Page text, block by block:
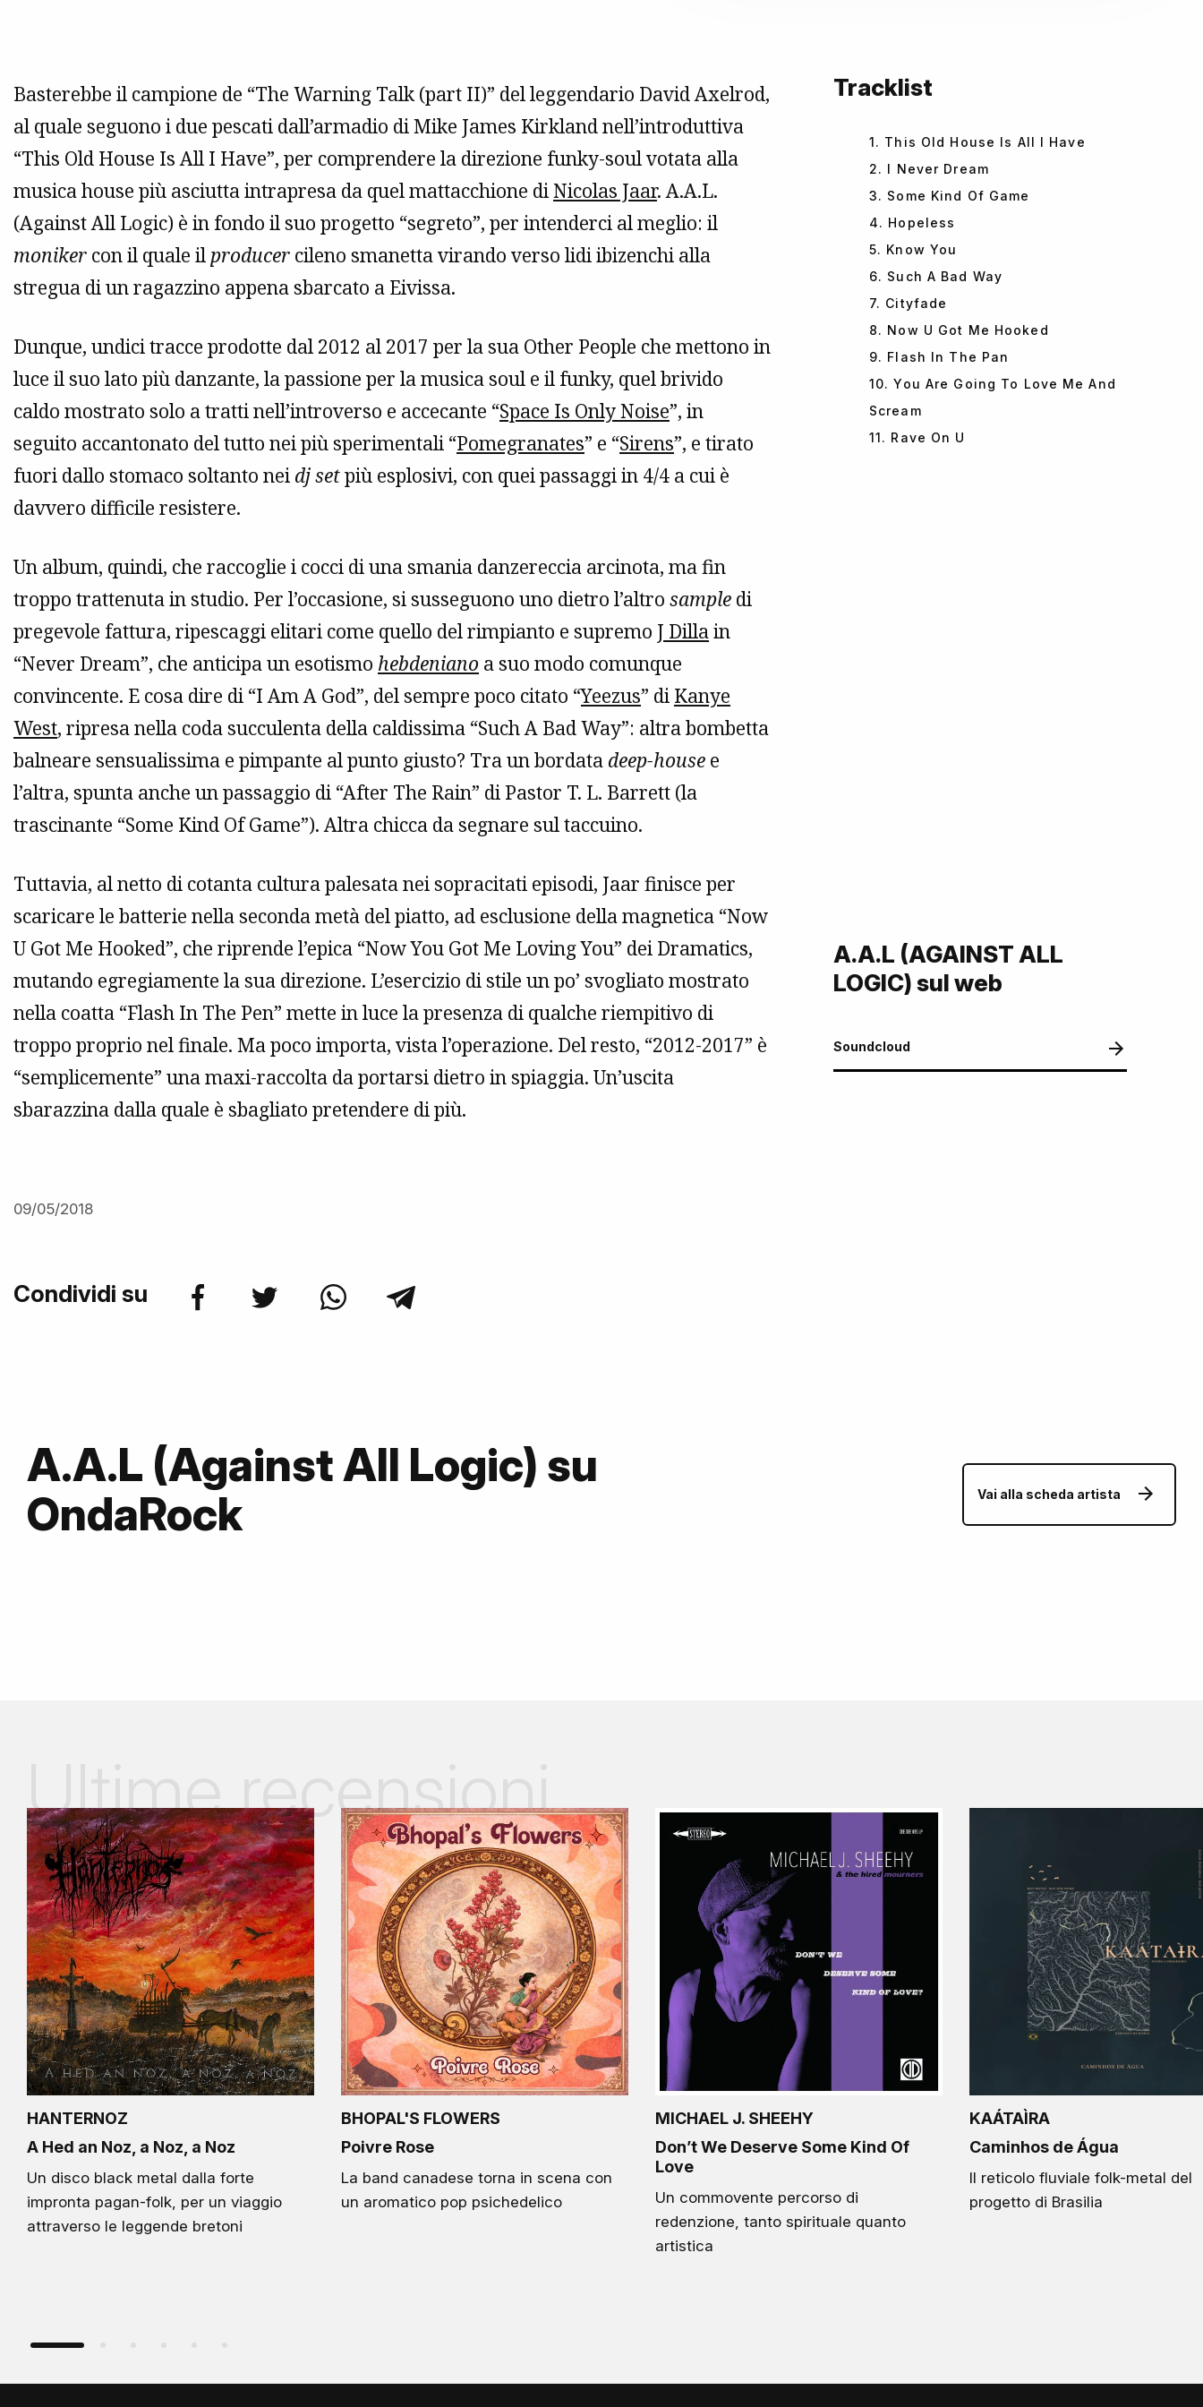
Basterebbe il campione de “The Warning Talk (part II)” del leggendario David Axelrod,
al quale seguono i due pescati dall’armadio di Mike James Kirkland nell’introduttiva
“This Old House Is All I Have”, per comprendere la direzione funky-soul votata alla
musica house più asciutta intrapresa da quel mattacchione diNicolas Jaar. A.A.L.
(Against All Logic) è in fondo il suo progetto “segreto”, per intenderci al meglio: il
moniker con il quale il producer cileno smanetta virando verso lidi ibizenchi alla
stregua di un ragazzino appena sbarcato a Eivissa.
Dunque, undici tracce prodotte dal 2012 al 2017 per la sua Other People che mettono in
luce il suo lato più danzante, la passione per la musica soul e il funky, quel brivido
caldo mostrato solo a tratti nell’introverso e accecante “Space Is Only Noise”, in
seguito accantonato del tutto nei più sperimentali “Pomegranates” e “Sirens”, e tirato
fuori dallo stomaco soltanto nei dj setpiù esplosivi, con quei passaggi in 4/4 a cui è
davvero difficile resistere.
Un album, quindi, che raccoglie i cocci di una smania danzereccia arcinota, ma fin
troppo trattenuta in studio. Per l’occasione, si susseguono uno dietro l’altro sample di
pregevole fattura, ripescaggi elitari come quello del rimpianto e supremo J Dillain
“Never Dream”, che anticipa un esotismo hebdeniano a suo modo comunque
convincente. E cosa dire di “I Am A God”, del sempre poco citato “Yeezus” di Kanye
West, ripresa nella coda succulenta della caldissima “Such A Bad Way”: altra bombetta
balneare sensualissima e pimpante al punto giusto? Tra un bordata deep-house e
l’altra, spunta anche un passaggio di “After The Rain” di Pastor T. L. Barrett (la
trascinante “Some Kind Of Game”). Altra chicca da segnare sul taccuino.
Tuttavia, al netto di cotanta cultura palesata nei sopracitati episodi, Jaar finisce per
scaricare le batterie nella seconda metà del piatto, ad esclusione della magnetica “Now
U Got Me Hooked”, che riprende l’epica “Now You Got Me Loving You” dei Dramatics,
mutando egregiamente la sua direzione. L’esercizio di stile un po’ svogliato mostrato
nella coatta “Flash In The Pen” mette in luce la presenza di qualche riempitivo di
troppo proprio nel finale. Ma poco importa, vista l’operazione. Del resto, “2012-2017” è
“semplicemente” una maxi-raccolta da portarsi dietro in spiaggia. Un’uscita
sbarazzina dalla quale è sbagliato pretendere di più.
09/05/2018
Condividi su
Tracklist
1. This Old House Is All I Have
2. I Never Dream
3. Some Kind Of Game
4. Hopeless
5. Know You
6. Such A Bad Way
7. Cityfade
8. Now U Got Me Hooked
9. Flash In The Pan
10. You Are Going To Love Me And
Scream
11. Rave On U
A.A.L (AGAINST ALL
LOGIC) sul web
Soundcloud
A.A.L (Against All Logic) su
OndaRock
Vai alla scheda artista
Ultime recensioni
HANTERNOZ
A Hed an Noz, a Noz, a Noz
Un disco black metal dalla forte
impronta pagan-folk, per un viaggio
attraverso le leggende bretoni
BHOPAL'S FLOWERS
Poivre Rose
La band canadese torna in scena con
un aromatico pop psichedelico
MICHAEL J. SHEEHY
Don’t We Deserve Some Kind Of
Love
Un commovente percorso di
redenzione, tanto spirituale quanto
artistica
KAÁTAÌRA
Caminhos de Água
Il reticolo fluviale folk-metal del
progetto di Brasilia